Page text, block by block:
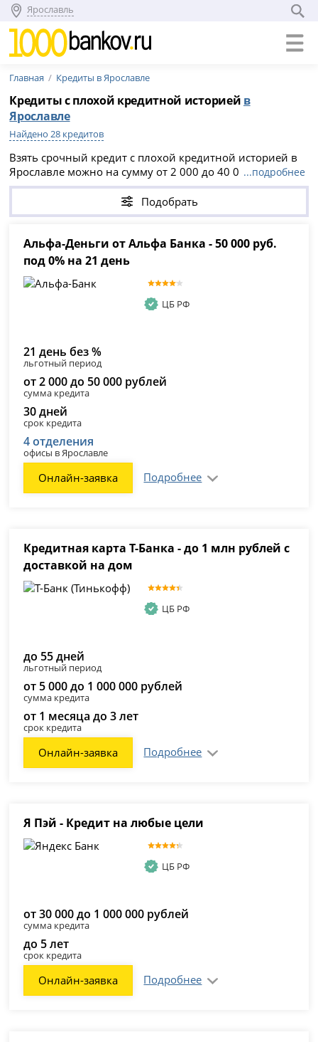
Ярославль
Главная Кредиты в Ярославле
Кредиты с плохой кредитной историей в
Ярославле
Найдено 28 кредитов
Взять срочный кредит с плохой кредитной историей в
Ярославле можно на сумму от 2 000 до 40 000 000
рублей, на срок до 15 лет. На странице доступны
предложения банков и МФО с ПСК от 13.84% до 61.999%
годовых. Изучите условия, сравните ставку, срок и
...подробнее
Подобрать
Альфа-Деньги от Альфа Банка - 50 000 руб.
под 0% на 21 день
ЦБ РФ
21 день без %
льготный период
от 2 000 до 50 000 рублей
сумма кредита
30 дней
срок кредита
4 отделения
офисы в Ярославле
Онлайн-заявка Подробнее
Кредитная карта Т-Банка - до 1 млн рублей с
доставкой на дом
ЦБ РФ
до 55 дней
льготный период
от 5 000 до 1 000 000 рублей
сумма кредита
от 1 месяца до 3 лет
срок кредита
Онлайн-заявка Подробнее
Я Пэй - Кредит на любые цели
ЦБ РФ
от 30 000 до 1 000 000 рублей
сумма кредита
до 5 лет
срок кредита
Онлайн-заявка Подробнее